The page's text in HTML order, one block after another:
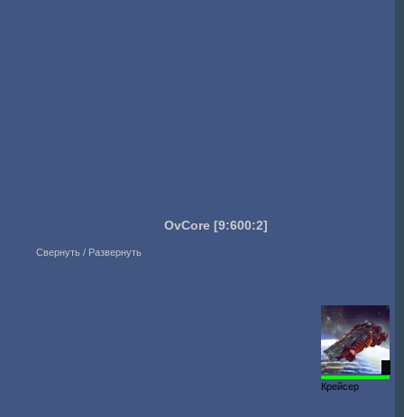
OvCore [9:600:2]
Свернуть / Развернуть
Крейсер